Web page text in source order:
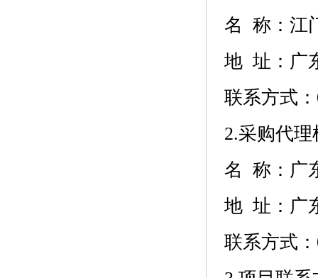
名 称： 江
地 址： 广
联系方式：
2.采购代
名 称： 广
地 址： 广
联系方式：